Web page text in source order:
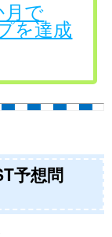
月で
を達成
予想問